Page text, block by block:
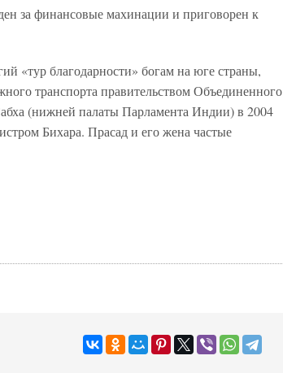
за финансовые махинации и приговорен к
«тур благодарности» богам на юге страны,
транспорта правительством Объединенного
(нижней палаты Парламента Индии) в 2004
Бихара. Прасад и его жена частые